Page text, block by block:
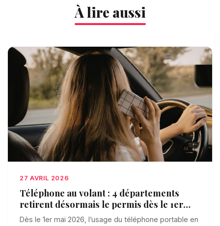
À lire aussi
27 AVRIL 2026
Téléphone au volant : 4 départements
retirent désormais le permis dès le 1er
mai
Dès le 1er mai 2026, l’usage du téléphone portable en